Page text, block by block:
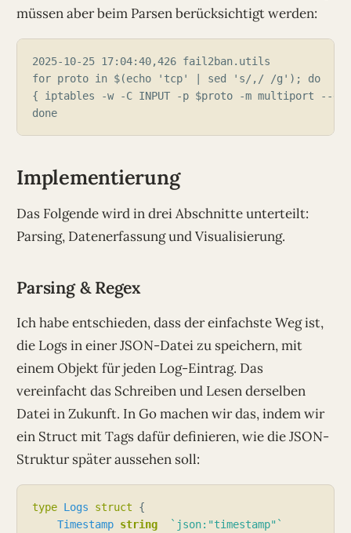
müssen aber beim Parsen berücksichtigt werden:
for proto in $(echo 'tcp' | sed 's/,/ /g'); do
done
Implementierung
Das Folgende wird in drei Abschnitte unterteilt:
Parsing, Datenerfassung und Visualisierung.
Parsing & Regex
Ich habe entschieden, dass der einfachste Weg ist,
die Logs in einer JSON-Datei zu speichern, mit
einem Objekt für jeden Log-Eintrag. Das
vereinfacht das Schreiben und Lesen derselben
Datei in Zukunft. In Go machen wir das, indem wir
ein Struct mit Tags dafür definieren, wie die JSON-
Struktur später aussehen soll:
type Logs struct
Timestamp string
`json:"timestamp"`